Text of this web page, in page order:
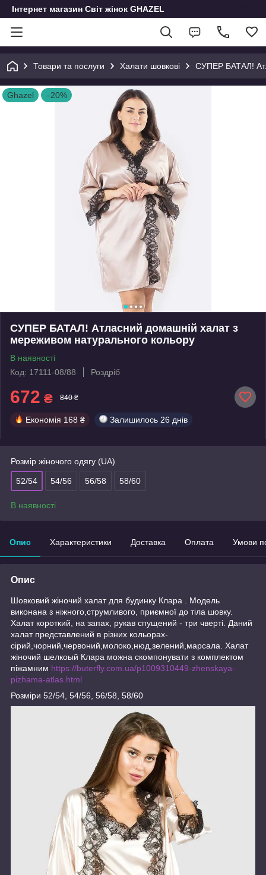
Інтернет магазин Світ жінок GHAZEL
Товари та послуги Халати шовкові СУПЕР БАТАЛ!
Ghazel –20%
СУПЕР БАТАЛ! Атласний домашній халат з
мереживом натурального кольору
В наявності
Код: 17111-08/88
Роздріб
672 ₴ 840 ₴
Економія 168 ₴ Залишилось 26 днів
Розмір жіночого одягу (UA)
52/54 54/56 56/58 58/60
В наявності
Опис Характеристики Доставка Оплата Умови
Опис
Шовковий жіночий халат для будинку Клара . Модель
виконана з ніжного,струмливого, приємної до тіла шовку.
Халат короткий, на запах, рукав спущений - три чверті. Даний
халат представлений в різних кольорах-
сірий,чорний,червоний,молоко,нюд,зелений,марсала. Халат
жіночий шелкоый Клара можна скомпонувати з комплектом
піжамним https://buterfly.com.ua/p1009310449-zhenskaya-
pizhama-atlas.html
Розміри 52/54, 54/56, 56/58, 58/60